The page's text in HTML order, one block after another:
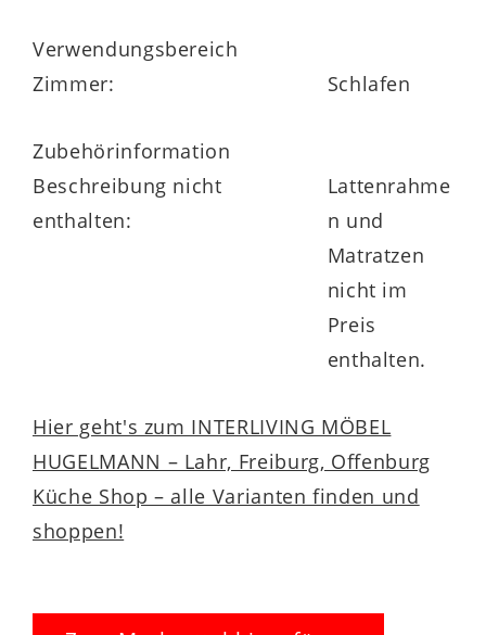
Verwendungsbereich
Zimmer:
Schlafen
Zubehörinformation
Beschreibung nicht
enthalten:
Lattenrahme
n und
Matratzen
nicht im
Preis
enthalten.
Hier geht's zum INTERLIVING MÖBEL
HUGELMANN – Lahr, Freiburg, Offenburg
Küche Shop – alle Varianten finden und
shoppen!